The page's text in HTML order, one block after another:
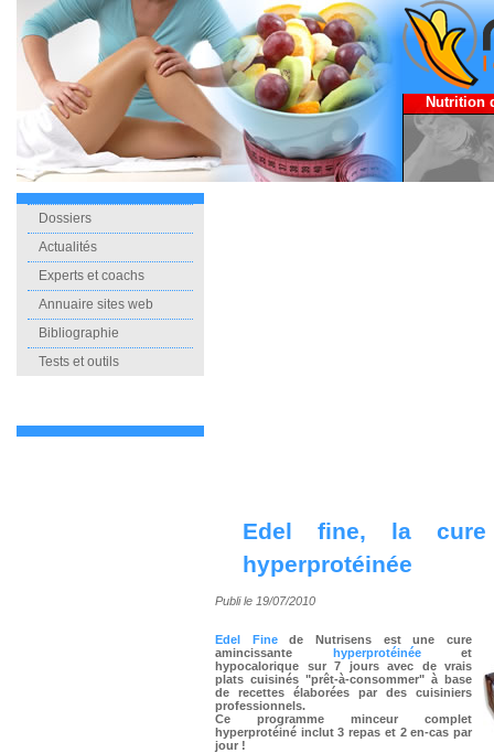
Nutrition
Dossiers
Actualités
Experts et coachs
Annuaire sites web
Bibliographie
Tests et outils
Edel fine, la cure
hyperprotéinée
Publi le 19/07/2010
Edel Finede Nutrisens est une cure
amincissante hyperprotéinéeet
hypocalorique sur 7 jours avec de vrais
plats cuisinés "prêt-à-consommer" à base
de recettes élaborées par des cuisiniers
professionnels.
Ce programme minceur complet
hyperprotéiné inclut 3 repas et 2 en-cas par
jour !